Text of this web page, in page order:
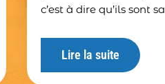
c’est à dire qu’ils sont
Lire la suite